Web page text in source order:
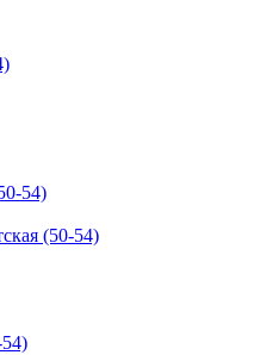
(50-54)